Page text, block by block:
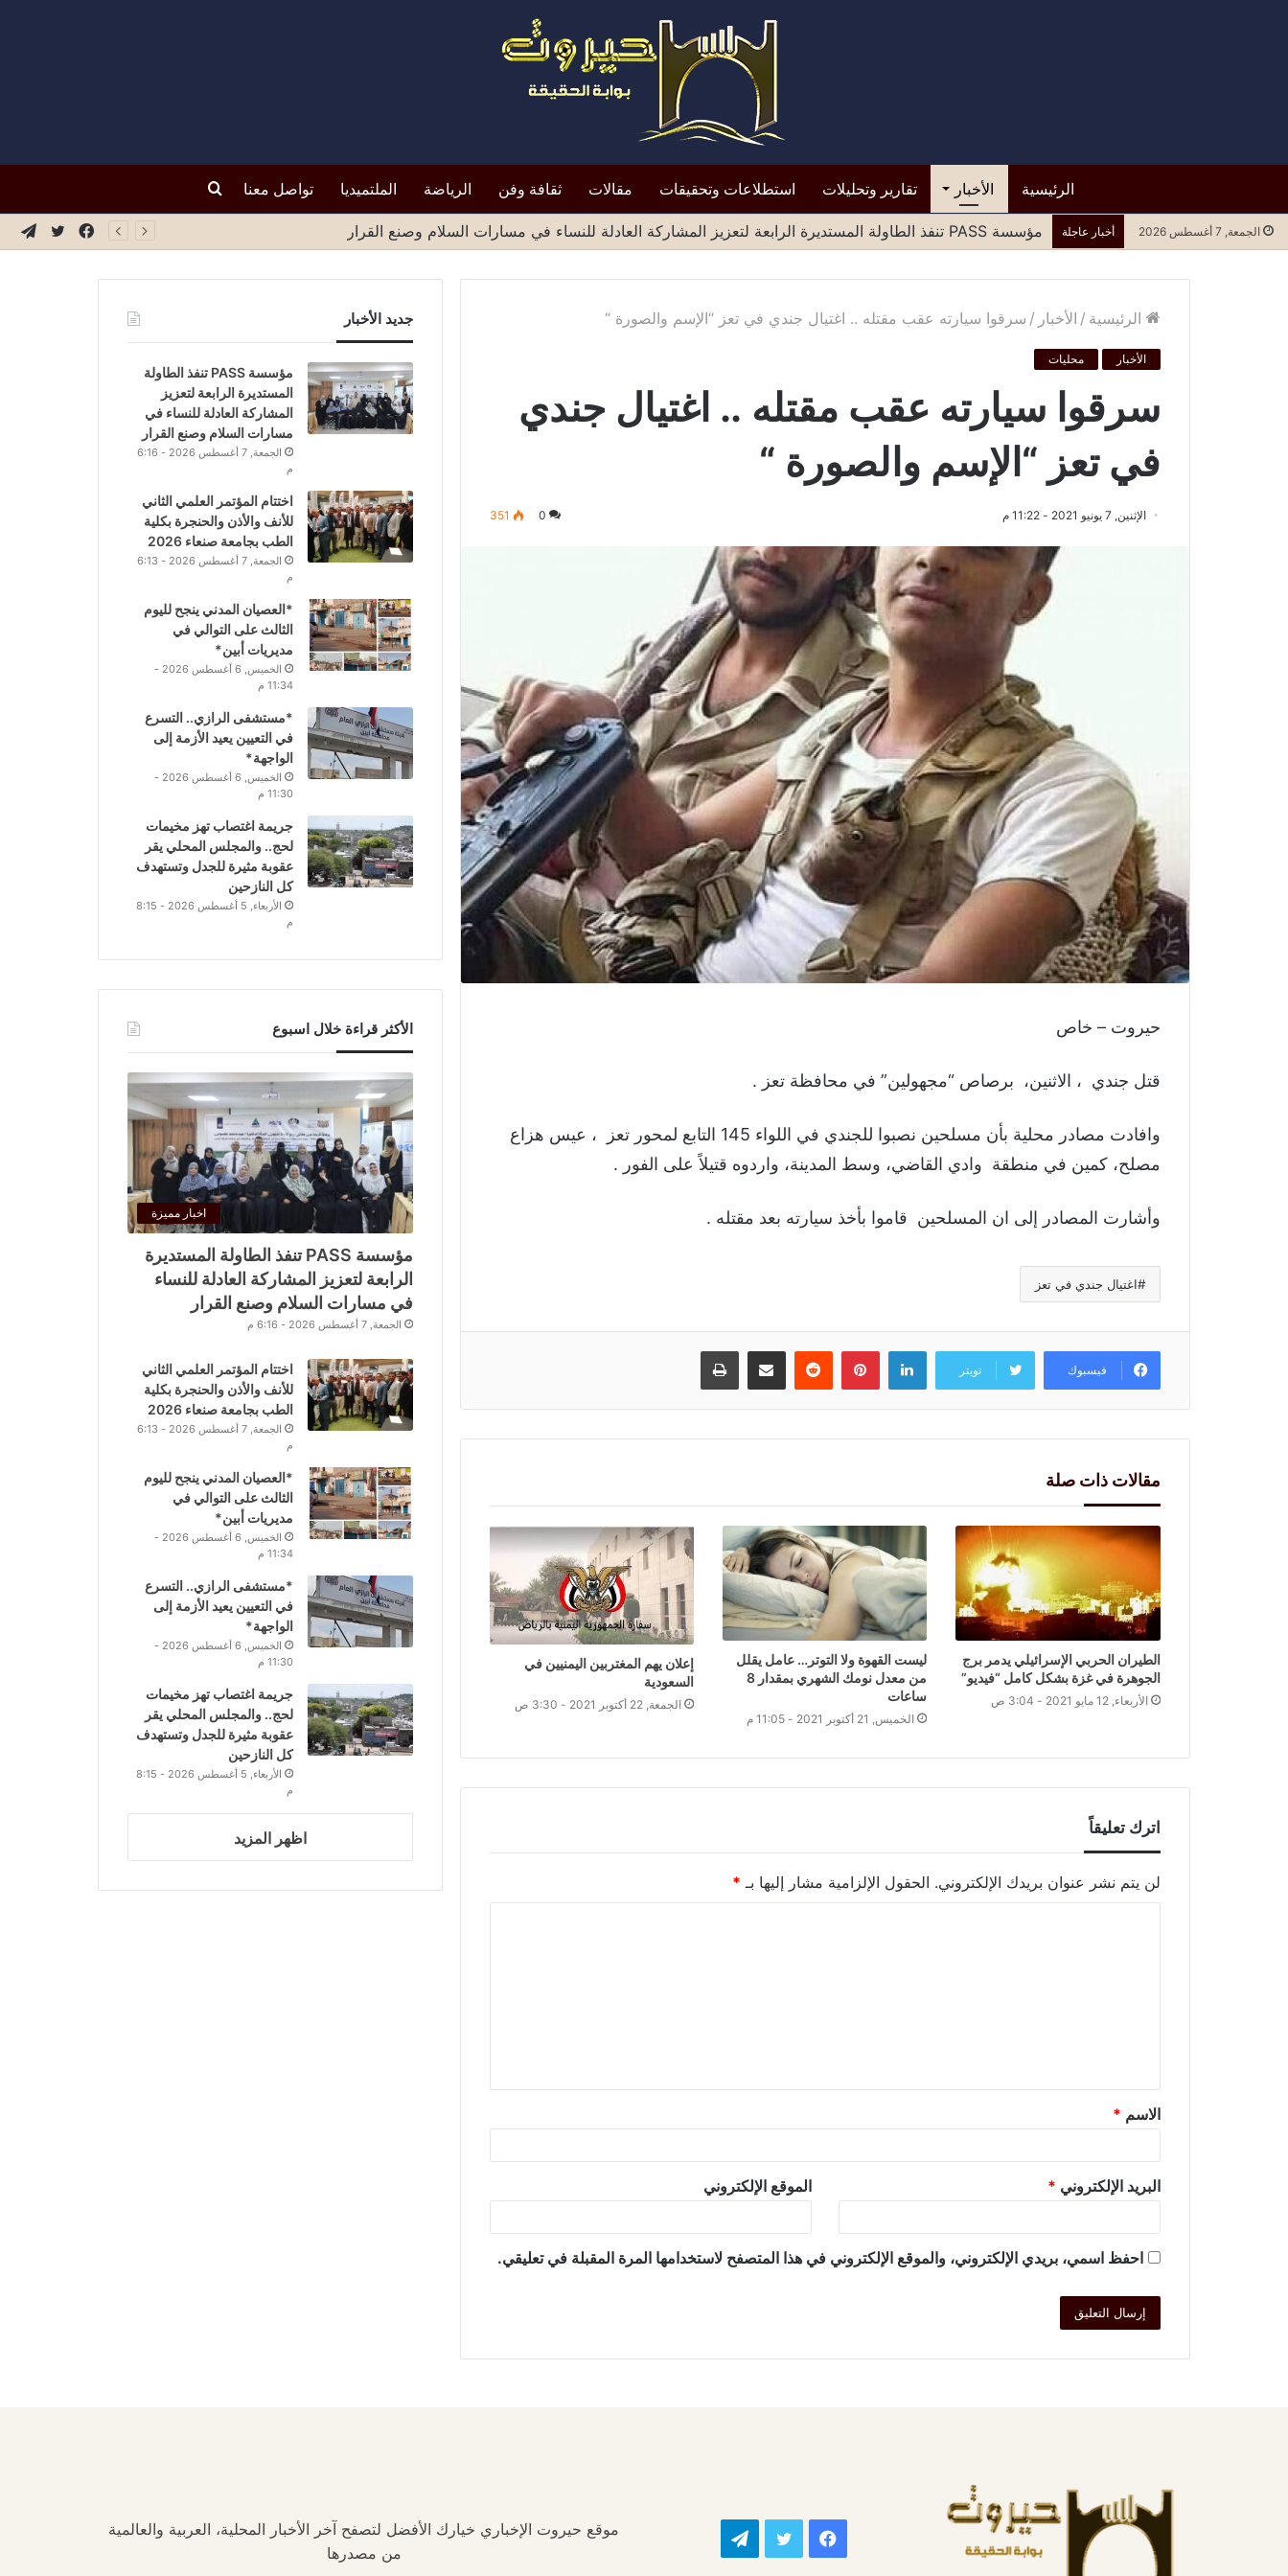
الرئيسية الأخبار تقارير وتحليلات استطلاعات وتحقيقات مقالات ثقافة وفن الرياضة الملتميديا تواصل معنا بحث
الجمعة, 7 أغسطس 2026 أخبار عاجلة مؤسسة PASS تنفذ الطاولة المستديرة الرابعة لتعزيز المشاركة العادلة للنساء في مسارات السلام وصنع القرار تويتر
فيسبوك
الرئيسية / الأخبار / سرقوا سيارته عقب مقتله .. اغتيال جندي في تعز “الإسم والصورة “
الأخبار محليات
سرقوا سيارته عقب مقتله .. اغتيال جندي
في تعز “الإسم والصورة “
الإثنين, 7 يونيو 2021 - 11:22 م 0
351
حيروت – خاص
قتل جندي ، الاثنين، برصاص “مجهولين” في محافظة تعز .
وافادت مصادر محلية بأن مسلحين نصبوا للجندي في اللواء 145 التابع لمحور تعز ، عيس هزاع
مصلح، كمين في منطقة وادي القاضي، وسط المدينة، واردوه قتيلاً على الفور .
وأشارت المصادر إلى ان المسلحين قاموا بأخذ سيارته بعد مقتله .
اغتيال جندي في تعز
فيسبوك تويتر
لينكدإنبينتيريست
‏Reddit مشاركة عبر البريد طباعة
مقالات ذات صلة
الطيران الحربي الإسرائيلي يدمر برج
الجوهرة في غزة بشكل كامل “فيديو”
الأربعاء, 12 مايو 2021 - 3:04 ص
ليست القهوة ولا التوتر… عامل يقلل
من معدل نومك الشهري بمقدار 8
ساعات
الخميس, 21 أكتوبر 2021 - 11:05 م
إعلان يهم المغتربين اليمنيين في
السعودية
الجمعة, 22 أكتوبر 2021 - 3:30 ص
اترك تعليقاً
لن يتم نشر عنوان بريدك الإلكتروني. الحقول الإلزامية مشار إليها بـ *
الاسم *
البريد الإلكتروني * الموقع الإلكتروني
احفظ اسمي، بريدي الإلكتروني، والموقع الإلكتروني في هذا المتصفح لاستخدامها المرة المقبلة في تعليقي.
جديد الأخبار
مؤسسة PASS تنفذ الطاولة
المستديرة الرابعة لتعزيز
المشاركة العادلة للنساء في
مسارات السلام وصنع القرار
الجمعة, 7 أغسطس 2026 - 6:16
م
اختتام المؤتمر العلمي الثاني
للأنف والأذن والحنجرة بكلية
الطب بجامعة صنعاء 2026
الجمعة, 7 أغسطس 2026 - 6:13
م
*العصيان المدني ينجح لليوم
الثالث على التوالي في
مديريات أبين*
الخميس, 6 أغسطس 2026 -
11:34 م
*مستشفى الرازي.. التسرع
في التعيين يعيد الأزمة إلى
الواجهة*
الخميس, 6 أغسطس 2026 -
11:30 م
جريمة اغتصاب تهز مخيمات
لحج.. والمجلس المحلي يقر
عقوبة مثيرة للجدل وتستهدف
كل النازحين
الأربعاء, 5 أغسطس 2026 - 8:15
م
الأكثر قراءة خلال اسبوع
اخبار مميزة
مؤسسة PASS تنفذ الطاولة المستديرة
الرابعة لتعزيز المشاركة العادلة للنساء
في مسارات السلام وصنع القرار
الجمعة, 7 أغسطس 2026 - 6:16 م
اختتام المؤتمر العلمي الثاني
للأنف والأذن والحنجرة بكلية
الطب بجامعة صنعاء 2026
الجمعة, 7 أغسطس 2026 - 6:13
م
*العصيان المدني ينجح لليوم
الثالث على التوالي في
مديريات أبين*
الخميس, 6 أغسطس 2026 -
11:34 م
*مستشفى الرازي.. التسرع
في التعيين يعيد الأزمة إلى
الواجهة*
الخميس, 6 أغسطس 2026 -
11:30 م
جريمة اغتصاب تهز مخيمات
لحج.. والمجلس المحلي يقر
عقوبة مثيرة للجدل وتستهدف
كل النازحين
الأربعاء, 5 أغسطس 2026 - 8:15
م
اظهر المزيد
فيسبوك تويتر تيلقرام
موقع حيروت الإخباري خيارك الأفضل لتصفح آخر الأخبار المحلية، العربية والعالمية
من مصدرها